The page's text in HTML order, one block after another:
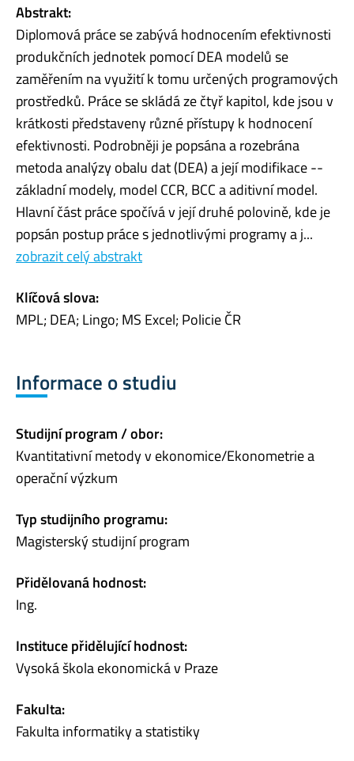
Abstrakt:
Diplomová práce se zabývá hodnocením efektivnosti
produkčních jednotek pomocí DEA modelů se
zaměřením na využití k tomu určených programových
prostředků. Práce se skládá ze čtyř kapitol, kde jsou v
krátkosti představeny různé přístupy k hodnocení
efektivnosti. Podrobněji je popsána a rozebrána
metoda analýzy obalu dat (DEA) a její modifikace --
základní modely, model CCR, BCC a aditivní model.
Hlavní část práce spočívá v její druhé polovině, kde je
popsán postup práce s jednotlivými programy a j...
zobrazit celý abstrakt
Klíčová slova:
MPL; DEA; Lingo; MS Excel; Policie ČR
Informace o studiu
Studijní program / obor:
Kvantitativní metody v ekonomice/Ekonometrie a
operační výzkum
Typ studijního programu:
Magisterský studijní program
Přidělovaná hodnost:
Ing.
Instituce přidělující hodnost:
Vysoká škola ekonomická v Praze
Fakulta:
Fakulta informatiky a statistiky